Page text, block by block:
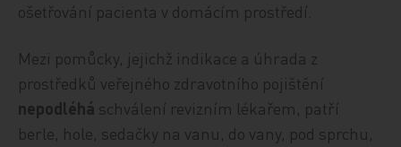
ošetřování pacienta v domácím prostředí.
Mezi pomůcky, jejichž indikace a úhrada z
prostředků veřejného zdravotního pojištění
nepodléhá schválení revizním lékařem, patří
berle, hole, sedačky na vanu, do vany, pod sprchu,